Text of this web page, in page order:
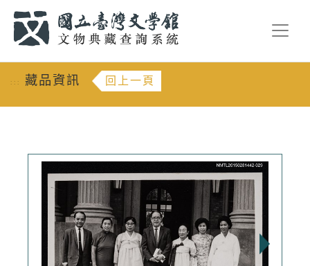
::: 藏品資訊 回上一頁